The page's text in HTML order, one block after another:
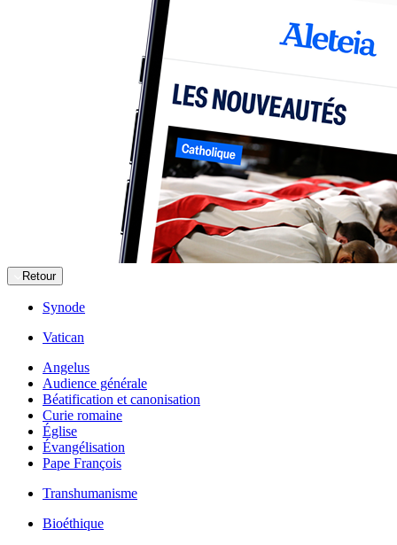
Retour
Synode
Vatican
Angelus
Audience générale
Béatification et canonisation
Curie romaine
Église
Évangélisation
Pape François
Transhumanisme
Bioéthique